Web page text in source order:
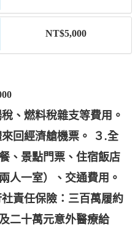
NT$5,000
稅、燃料稅雜支等費用。
來回經濟艙機票。 ３.全
、景點門票、住宿飯店
兩人一室）、交通費用。
社責任保險：三百萬履約
二十萬元意外醫療給